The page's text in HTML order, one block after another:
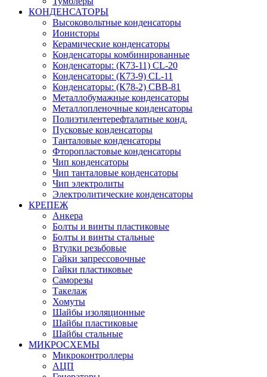
КОНДЕНСАТОРЫ
Высоковольтные конденсаторы
Ионисторы
Керамические конденсаторы
Конденсаторы комбинированные
Конденсаторы: (К73-11) CL-20
Конденсаторы: (К73-9) CL-11
Конденсаторы: (К78-2) CBB-81
Металлобумажные конденсаторы
Металлопленочные конденсаторы
Полиэтилентерефталатные конд.
Пусковые конденсаторы
Танталовые конденсаторы
Фторопластовые конденсаторы
Чип конденсаторы
Чип танталовые конденсаторы
Чип электролиты
Электролитические конденсаторы
КРЕПЕЖ
Анкера
Болты и винты пластиковые
Болты и винты стальные
Втулки резьбовые
Гайки запрессовочные
Гайки пластиковые
Саморезы
Такелаж
Хомуты
Шайбы изоляционные
Шайбы пластиковые
Шайбы стальные
МИКРОСХЕМЫ
Микроконтроллеры
АЦП